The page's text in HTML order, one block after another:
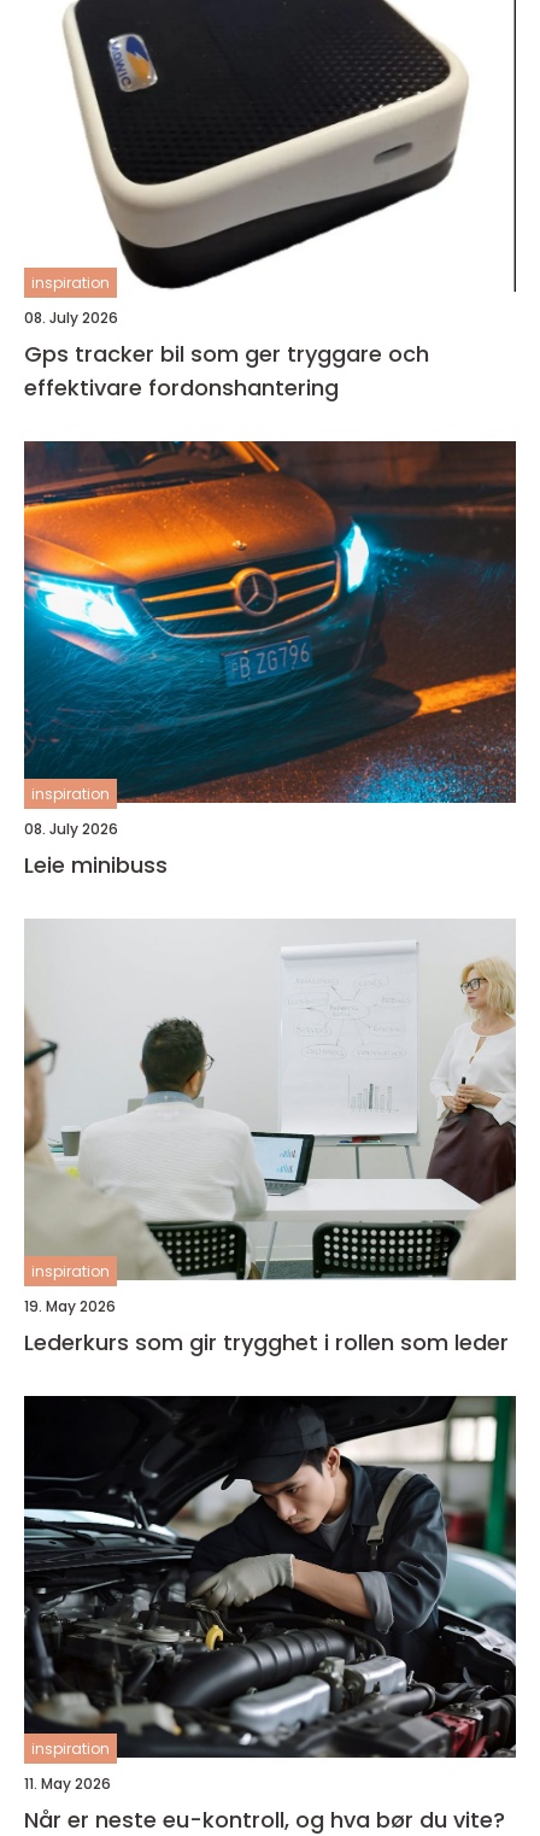
inspiration
08. July 2026
Gps tracker bil som ger tryggare och
effektivare fordonshantering
inspiration
08. July 2026
Leie minibuss
inspiration
19. May 2026
Lederkurs som gir trygghet i rollen som leder
inspiration
11. May 2026
Når er neste eu-kontroll, og hva bør du vite?